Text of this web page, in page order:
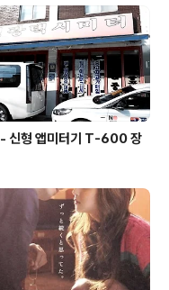
하게
겁니
구성되
신형 앱미터기 T-600 장